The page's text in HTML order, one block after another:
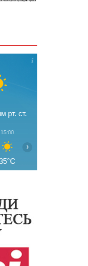
рт. ст.
15:00
›